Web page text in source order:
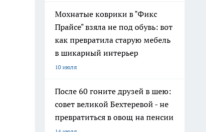
Мохнатые коврики в "Фикс
Прайсе" взяла не под обувь: вот
как превратила старую мебель
в шикарный интерьер
10 июля
После 60 гоните друзей в шею:
совет великой Бехтеревой - не
превратиться в овощ на пенсии